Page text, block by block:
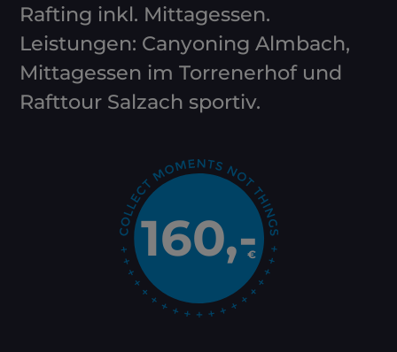
Rafting inkl. Mittagessen.
Leistungen: Canyoning Almbach,
Mittagessen im Torrenerhof und
Rafttour Salzach sportiv.
160,-
€